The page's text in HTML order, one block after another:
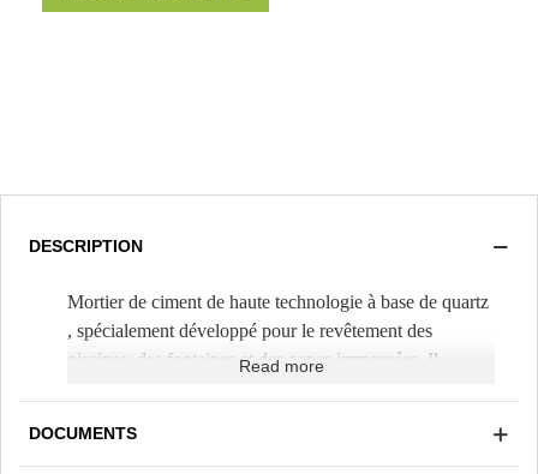
DESCRIPTION
Mortier de ciment de haute technologie à base de quartz
, spécialement développé pour le revêtement des
piscines, des fontaines et des zones immergées. Il
truelle, sur une épaisseur de 1cm (
Read more
DOCUMENTS